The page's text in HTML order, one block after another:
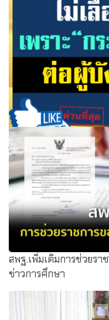
ไม่เลื่อนเงินเดือน เพราะ
!?
สพฐ.เพิ่มเติมการช่วยรา
ข่าวการศึกษา